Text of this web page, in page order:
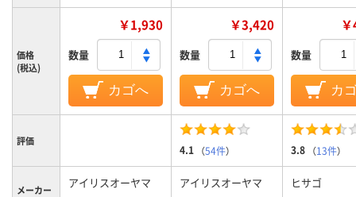
価格
(税込)
￥1,930
数量
カゴへ
￥3,420
数量
カゴへ
数量
カ
評価
4.1 （54件） 3.8 （13件）
メーカー アイリスオーヤマ アイリスオーヤマ ヒサゴ